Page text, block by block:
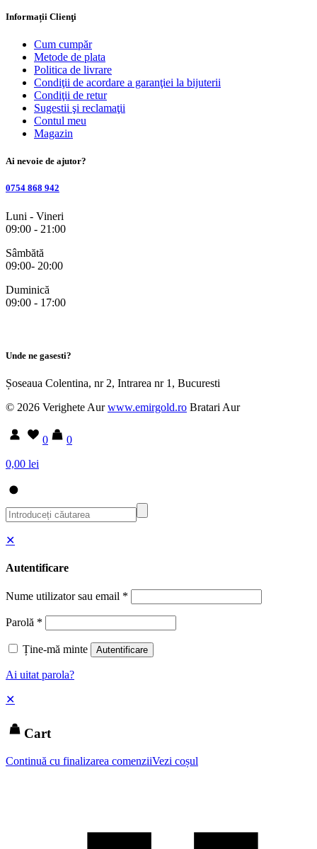
Informații Clienţi
Cum cumpăr
Metode de plata
Politica de livrare
Condiţii de acordare a garanţiei la bijuterii
Condiţii de retur
Sugestii şi reclamaţii
Contul meu
Magazin
Ai nevoie de ajutor?
0754 868 942
Luni - Vineri
09:00 - 21:00
Sâmbătă
09:00- 20:00
Duminică
09:00 - 17:00
Unde ne gasesti?
Șoseaua Colentina, nr 2, Intrarea nr 1, Bucuresti
© 2026 Verighete Aurwww.emirgold.ro Bratari Aur
0
0
0,00 lei
✕
Autentificare
Nume utilizator sau email *
Parolă *
Ține-mă minte Autentificare
Ai uitat parola?
✕
Cart
Continuă cu finalizarea comenziiVezi coșul